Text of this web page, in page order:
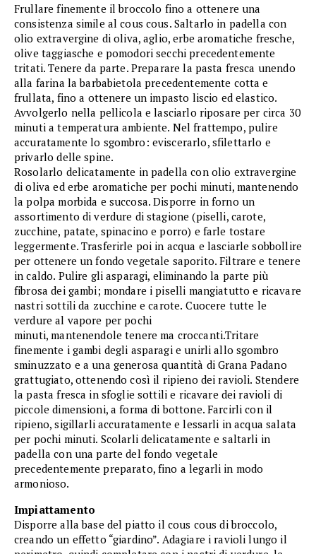
Frullare finemente il broccolo fino a ottenere una
consistenza simile al cous cous. Saltarlo in padella con
olio extravergine di oliva, aglio, erbe aromatiche fresche,
olive taggiasche e pomodori secchi precedentemente
tritati. Tenere da parte. Preparare la pasta fresca unendo
alla farina la barbabietola precedentemente cotta e
frullata, fino a ottenere un impasto liscio ed elastico.
Avvolgerlo nella pellicola e lasciarlo riposare per circa 30
minuti a temperatura ambiente. Nel frattempo, pulire
accuratamente lo sgombro: eviscerarlo, sfilettarlo e
privarlo delle spine.
Rosolarlo delicatamente in padella con olio extravergine
di oliva ed erbe aromatiche per pochi minuti, mantenendo
la polpa morbida e succosa. Disporre in forno un
assortimento di verdure di stagione (piselli, carote,
zucchine, patate, spinacino e porro) e farle tostare
leggermente. Trasferirle poi in acqua e lasciarle sobbollire
per ottenere un fondo vegetale saporito. Filtrare e tenere
in caldo. Pulire gli asparagi, eliminando la parte più
fibrosa dei gambi; mondare i piselli mangiatutto e ricavare
nastri sottili da zucchine e carote. Cuocere tutte le
verdure al vapore per pochi
minuti, mantenendole tenere ma croccanti.Tritare
finemente i gambi degli asparagi e unirli allo sgombro
sminuzzato e a una generosa quantità di Grana Padano
grattugiato, ottenendo così il ripieno dei ravioli. Stendere
la pasta fresca in sfoglie sottili e ricavare dei ravioli di
piccole dimensioni, a forma di bottone. Farcirli con il
ripieno, sigillarli accuratamente e lessarli in acqua salata
per pochi minuti. Scolarli delicatamente e saltarli in
padella con una parte del fondo vegetale
precedentemente preparato, fino a legarli in modo
armonioso.
Impiattamento
Disporre alla base del piatto il cous cous di broccolo,
creando un effetto “giardino”. Adagiare i ravioli lungo il